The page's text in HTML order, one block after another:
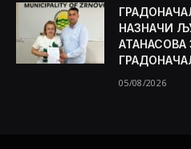
НАЗНАЧИ
АТАНАСОВА
05/08/2026